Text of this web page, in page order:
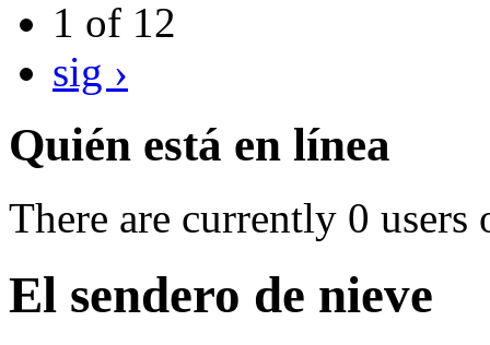
1 of 12
sig ›
Quién está en línea
There are currently 0 users
El sendero de nieve